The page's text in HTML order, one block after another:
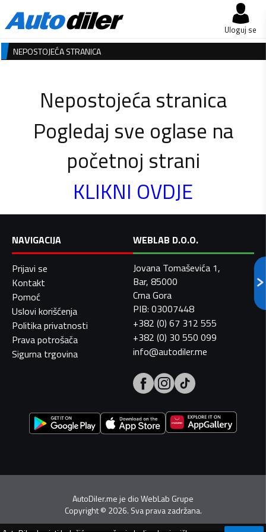
Uloguj se
NEPOSTOJEĆA STRANICA
Nepostojeća stranica
Pogledaj sve oglase na
početnoj strani
KLIKNI OVDJE
NAVIGACIJA
Prijavi se
Kontakt
Pomoć
Uslovi korišćenja
Politika privatnosti
Prava potrošača
Sigurna trgovina
WEBLAB D.O.O.
Jovana Tomaševića 1,
Bar, 85000
Crna Gora
PIB: 03007448
+382 (0) 67 312 555
+382 (0) 30 550 099
info@autodiler.me
AutoDiler.me je dioWebLab Grupe
Copyright© 2026. Sva prava zadržana.